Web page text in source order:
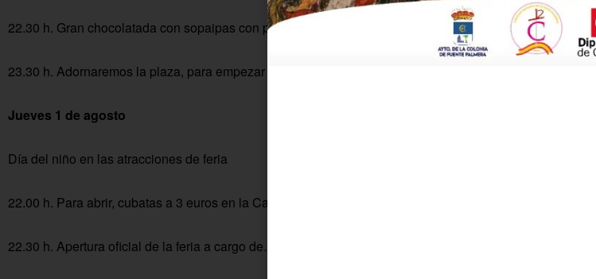
22.30 h. Gran chocolatada con sopaipas con precios asequibles a beneficio de la Comisión de Festejos.
23.30 h. Adornaremos la plaza, para empezar la feria con alegría.
Jueves 1 de agosto
Día del niño en las atracciones de feria
22.00 h. Para abrir, cubatas a 3 euros en la Caseta «El Pintor».
22.30 h. Apertura oficial de la feria a cargo de…